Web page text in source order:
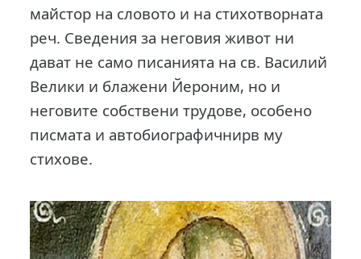
майстор на словото и на стихотворната
реч. Сведения за неговия живот ни
дават не само писанията на св. Василий
Велики и блажени Йероним, но и
неговите собствени трудове, особено
писмата и автобиографичнирв му
стихове.